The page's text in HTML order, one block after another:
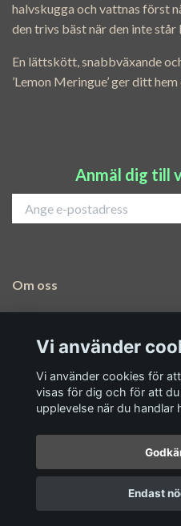
halvskugga och vattnas först
den trivs bäst när den inte står
En lättskött, snabbväxande
’Lemon Meringue’ ger ditt
Anmäl dig till
Om oss
Sociala medier
© 2026
Vi använder
Vi använder cookies för
visas för dig och för att
upplevelse när du handlar
Endast